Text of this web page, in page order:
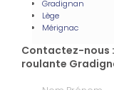
Gradignan
Lège
Mérignac
Contactez-nous
roulante